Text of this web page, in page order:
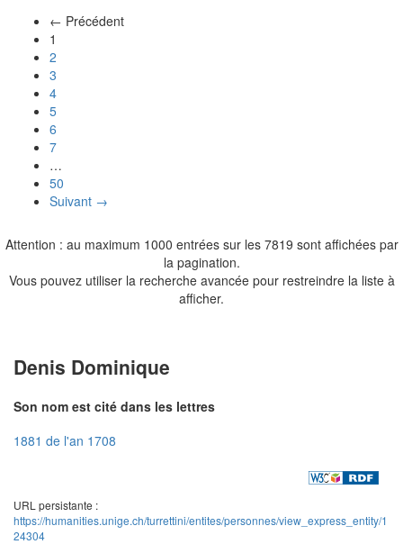
← Précédent
1
2
3
4
5
6
7
…
50
Suivant →
Attention : au maximum 1000 entrées sur les 7819 sont affichées par
la pagination.
Vous pouvez utiliser la recherche avancée pour restreindre la liste à
afficher.
Denis Dominique
Son nom est cité dans les lettres
1881 de l'an 1708
URL persistante :
https://humanities.unige.ch/turrettini/entites/personnes/view_express_entity/1
24304